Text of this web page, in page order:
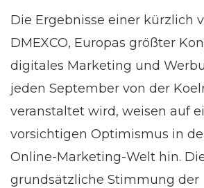
Die Ergebnisse einer kürzlich
DMEXCO, Europas größter
digitales Marketing und
jeden September von der
veranstaltet wird, weisen auf
vorsichtigen Optimismus in
Online-Marketing-Welt hin.
grundsätzliche Stimmung der